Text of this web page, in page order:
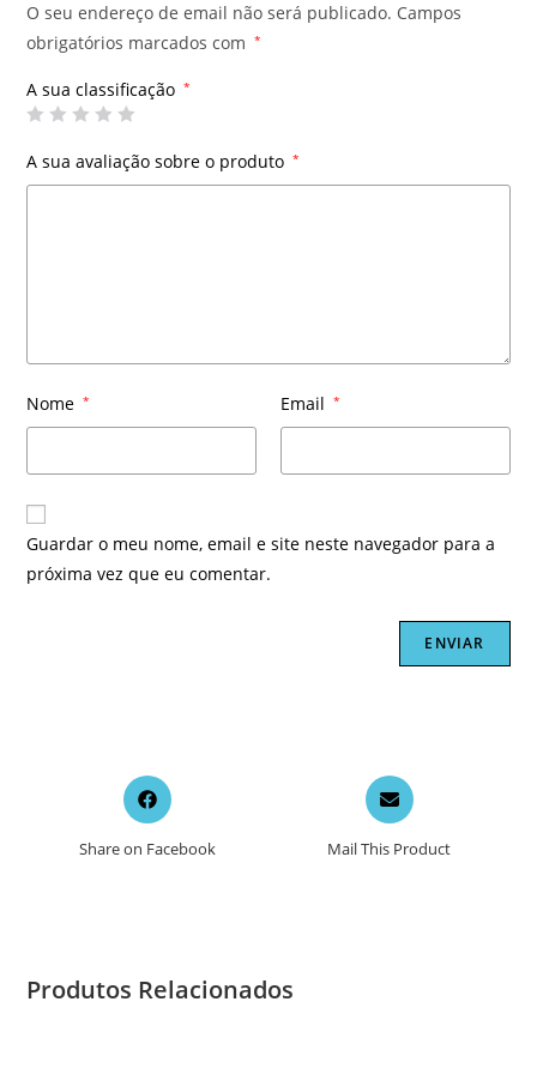
O seu endereço de email não será publicado. Campos
obrigatórios marcados com
*
A sua classificação *
A sua avaliação sobre o produto *
Nome * Email *
Guardar o meu nome, email e site neste navegador para a
próxima vez que eu comentar.
Opens
in
new
Share on Facebook
Opens
in
a
new
Mail This Product
Produtos Relacionados